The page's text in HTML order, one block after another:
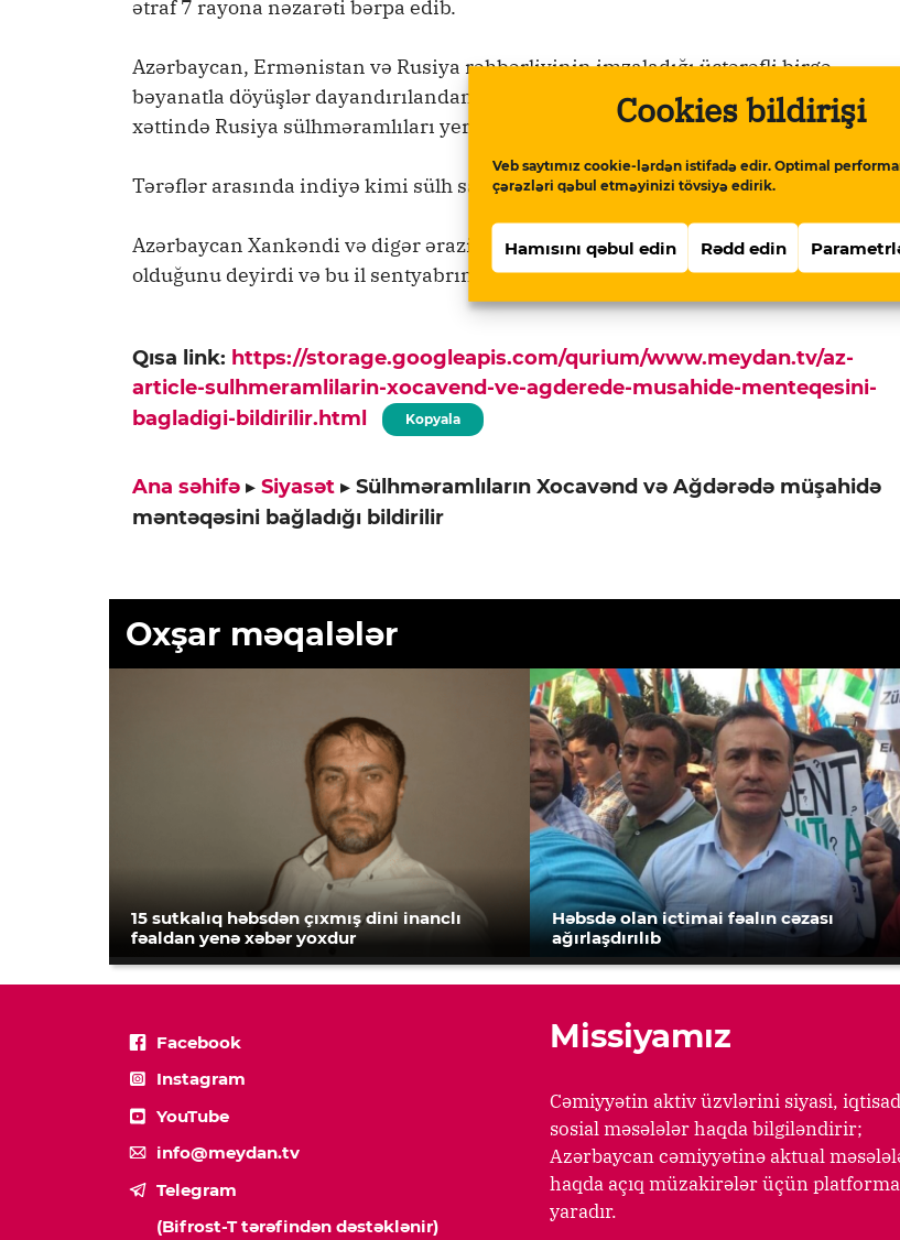
Cookies bildirişi
Veb saytımız cookie-lərdən istifadə edir. Optimal
çərəzləri qəbul etməyinizi tövsiyə edirik.
Hamısını qəbul edin Rədd edin
ətraf 7 rayona nəzarəti bərpa edib.
Azərbaycan, Ermənistan və Rusiya rəhbərliyinin imzaladığı üçtərəfli birgə
bəyanatla döyüşlər dayandırılandan sonra Laçın dəhlizində və Qarabağdakı təmas
xəttində Rusiya sülhməramlıları yerləşdirilib.
Tərəflər arasında indiyə kimi sülh sazişi imzalanmayıb.
Azərbaycan Xankəndi və digər ərazilərdə qanunsuz erməni silahlı
olduğunu deyirdi və bu il sentyabrın 19-20-də bölgədə hərbi əməliyyat keçirdi.
Qısa link: https://storage.googleapis.com/qurium/www.meydan.tv/az-
article-sulhmeramlilarin-xocavend-ve-agderede-musahide-menteqesini-
bagladigi-bildirilir.html
Kopyala
Ana səhifə ▸ Siyasət ▸ Sülhməramlıların Xocavənd və Ağdərədə müşahidə
məntəqəsini bağladığı bildirilir
Oxşar məqalələr
15 sutkalıq həbsdən çıxmış dini inanclı
fəaldan yenə xəbər yoxdur
Həbsdə olan ictimai fəalın cəzası
ağırlaşdırılıb
Facebook
Instagram
YouTube
info@meydan.tv
Telegram
(Bifrost-T tərəfindən dəstəklənir)
Missiyamız
Cəmiyyətin aktiv üzvlərini siyasi,
sosial məsələlər haqda bilgiləndirir;
Azərbaycan cəmiyyətinə aktual
haqda açıq müzakirələr üçün platforma
yaradır.